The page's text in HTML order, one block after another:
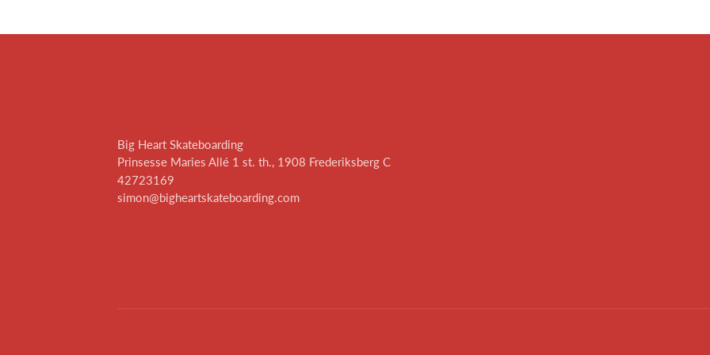
Big Heart Skateboarding
Prinsesse Maries Allé 1 st. th., 1908 Frederiksberg C
42723169
simon@bigheartskateboarding.com